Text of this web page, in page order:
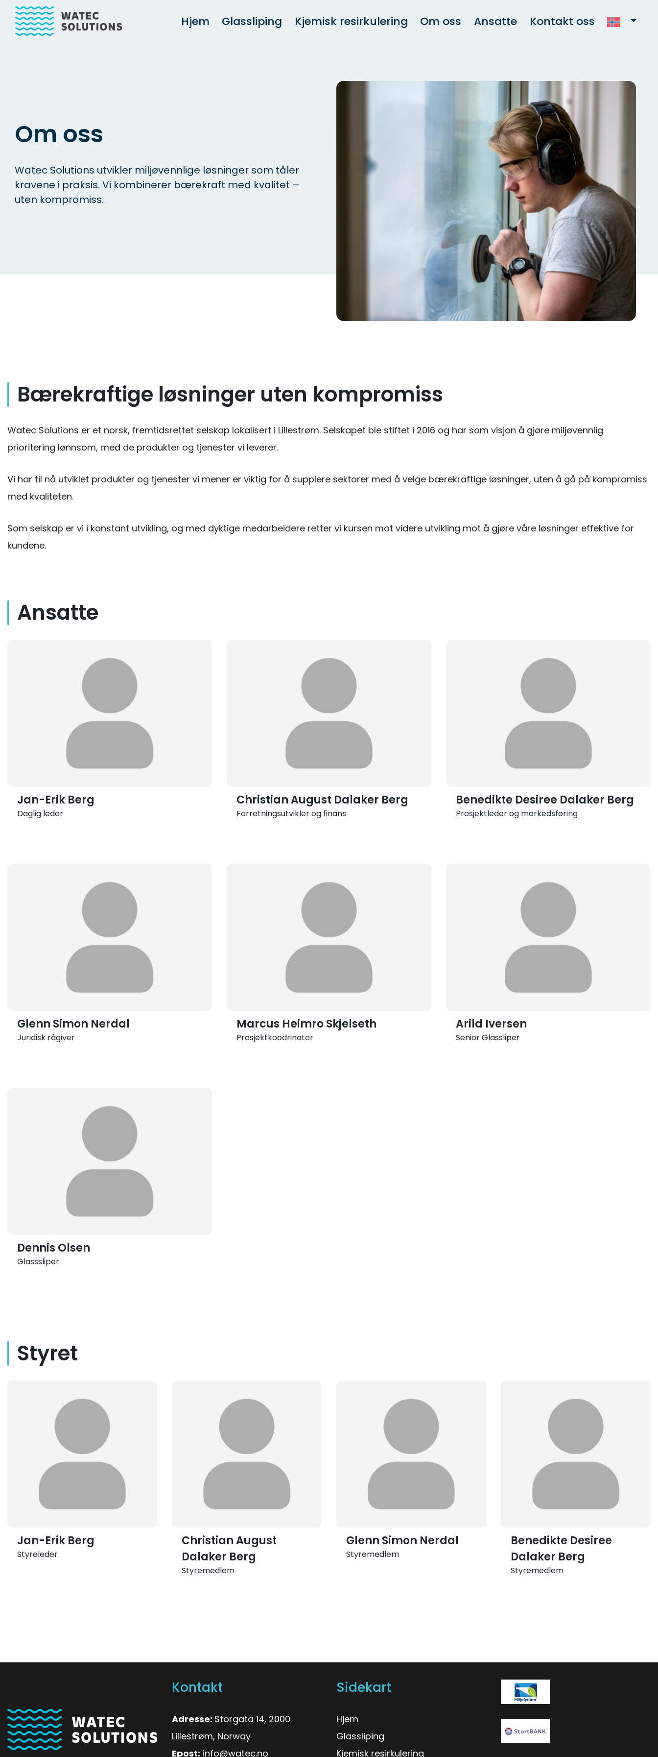
Main Navigation Hjem Glassliping Kjemisk resirkulering Om oss Ansatte Kontakt oss
Om oss
Watec Solutions utvikler miljøvennlige løsninger som tåler
kravene i praksis. Vi kombinerer bærekraft med kvalitet –
uten kompromiss.
Bærekraftige løsninger uten kompromiss
Watec Solutions er et norsk, fremtidsrettet selskap lokalisert i Lillestrøm. Selskapet ble stiftet i 2016 og har som visjon å gjøre miljøvennlig
prioritering lønnsom, med de produkter og tjenester vi leverer.
Vi har til nå utviklet produkter og tjenester vi mener er viktig for å supplere sektorer med å velge bærekraftige løsninger, uten å gå på kompromiss
med kvaliteten.
Som selskap er vi i konstant utvikling, og med dyktige medarbeidere retter vi kursen mot videre utvikling mot å gjøre våre løsninger effektive for
kundene.
Ansatte
Jan-Erik Berg
Daglig leder
Christian August Dalaker Berg
Forretningsutvikler og finans
Benedikte Desiree Dalaker Berg
Prosjektleder og markedsføring
Glenn Simon Nerdal
Juridisk rågiver
Marcus Heimro Skjelseth
Prosjektkoodrinator
Arild Iversen
Senior Glassliper
Dennis Olsen
Glasssliper
Styret
Jan-Erik Berg
Styreleder
Christian August
Dalaker Berg
Styremedlem
Glenn Simon Nerdal
Styremedlem
Benedikte Desiree
Dalaker Berg
Styremedlem
Kontakt
Adresse: Storgata 14, 2000
Lillestrøm, Norway
Epost: info@watec.no
Sidekart
Hjem
Glassliping
Kjemisk resirkulering